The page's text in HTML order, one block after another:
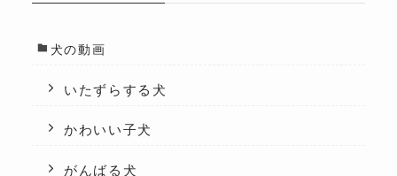
犬の動画
いたずらする犬
かわいい子犬
がんばる犬